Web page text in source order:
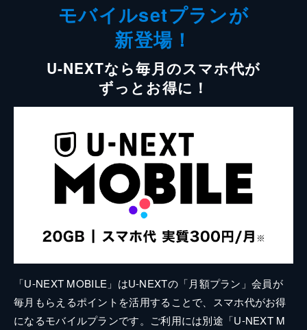
モバイルsetプランが
新登場！
U-NEXTなら毎月のスマホ代が
ずっとお得に！
「U-NEXT MOBILE」はU-NEXTの「月額プラン」会員が
毎月もらえるポイントを活用することで、スマホ代がお得
になるモバイルプランです。ご利用には別途「U-NEXT M